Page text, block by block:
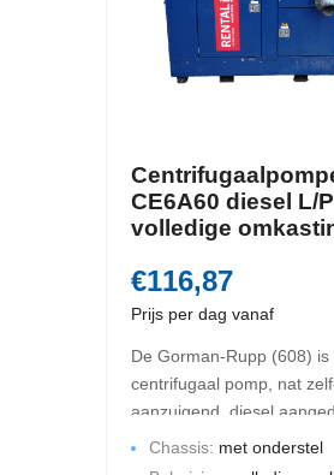
CE6A60 diesel L/P
volledige
Prijs per dag vanaf
€116,87
De Gorman-Rupp (608) is
centrifugaal pomp, nat
aanzuigend, diesel
De maximale opbrengst is
Chassis: met onderstel